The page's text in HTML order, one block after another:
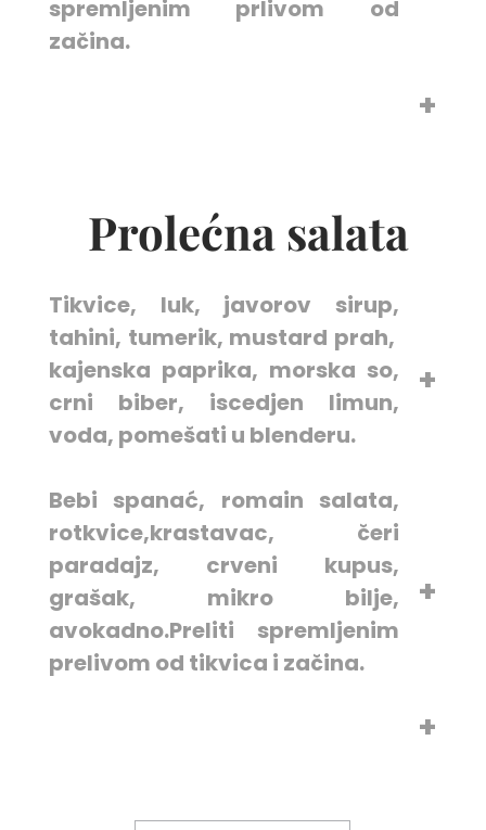
spremljenim prlivom od
začina.
Prolećna salata
Tikvice, luk, javorov sirup,
tahini, tumerik, mustard prah,
kajenska paprika, morska so,
crni biber, iscedjen limun,
voda, pomešati u blenderu.
Bebi spanać, romain salata,
rotkvice,krastavac, čeri
paradajz, crveni kupus,
grašak, mikro bilje,
avokadno.Preliti spremljenim
prelivom od tikvica i začina.